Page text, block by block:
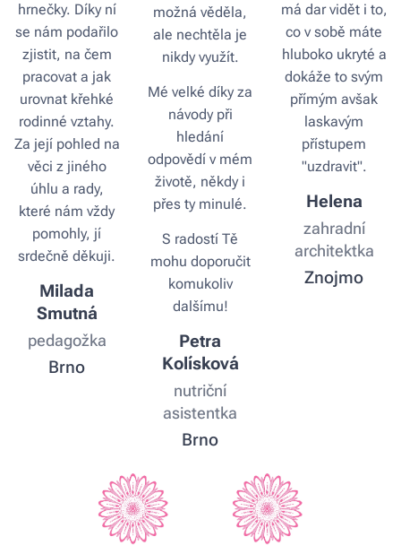
hrnečky. Díky ní
se nám podařilo
zjistit, na čem
pracovat a jak
urovnat křehké
rodinné vztahy.
Za její pohled na
věci z jiného
úhlu a rady,
které nám vždy
pomohly, jí
srdečně děkuji.
Milada
Smutná
pedagožka
Brno
možná věděla,
ale nechtěla je
nikdy využít.
Mé velké díky za
návody při
hledání
odpovědí v mém
životě, někdy i
přes ty minulé.
S radostí Tě
mohu doporučit
komukoliv
dalšímu!
Petra
Kolísková
nutriční
asistentka
Brno
má dar vidět i to,
co v sobě máte
hluboko ukryté a
dokáže to svým
přímým avšak
laskavým
přístupem
"uzdravit".
Helena
zahradní
architektka
Znojmo